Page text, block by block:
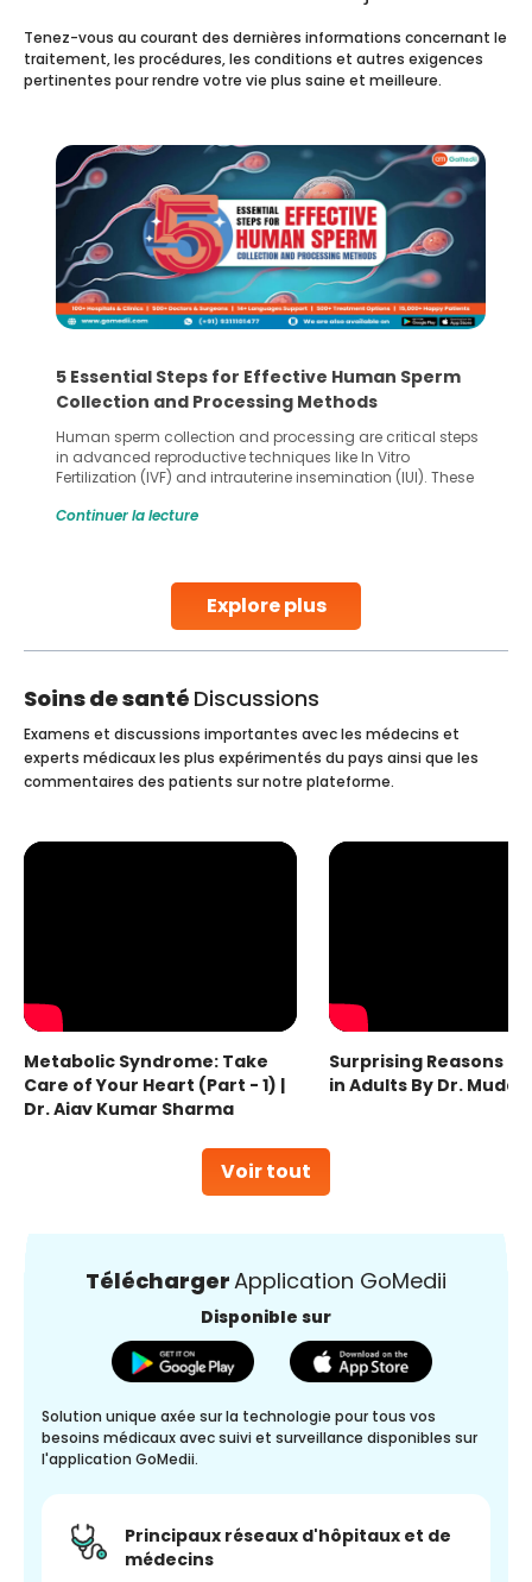
Explore plus
Tenez-vous au courant des dernières informations concernant le
traitement, les procédures, les conditions et autres exigences
pertinentes pour rendre votre vie plus saine et meilleure.
5 Essential Steps for Effective Human Sperm
Collection and Processing Methods
Human sperm collection and processing are critical steps
in advanced reproductive techniques like In Vitro
Fertilization (IVF) and intrauterine insemination (IUI). These
challenges and help couples achieve their dream of
collected, they process the
Continuer la lecture
Soins de santé Discussions
Voir tout
Examens et discussions importantes avec les médecins et
experts médicaux les plus expérimentés du pays ainsi que les
commentaires des patients sur notre plateforme.
Metabolic Syndrome: Take
Care of Your Heart (Part - 1) |
Dr. Ajay Kumar Sharma
Surprising Reasons
in Adults By Dr.
TéléchargerApplication GoMedii
Disponible sur
Solution unique axée sur la technologie pour tous vos
besoins médicaux avec suivi et surveillance disponibles sur
l'application GoMedii.
Principaux réseaux d'hôpitaux et de
médecins